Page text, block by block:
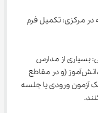
در مرکزی: تکمیل فرم
بسیاری از مدارس
برای سنجش سطح آمادگی دانش‌آموز (و در مقاطع
آزمون ورودی یا جلسه